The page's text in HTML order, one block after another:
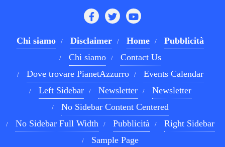
Chi siamo Disclaimer Home
Pubblicità
Chi siamo
Contact Us
Dove trovare PianetAzzurro
Events Calendar
Left Sidebar
Newsletter
Newsletter
No Sidebar Content Centered
No Sidebar Full Width
Pubblicità
Right Sidebar
Sample Page